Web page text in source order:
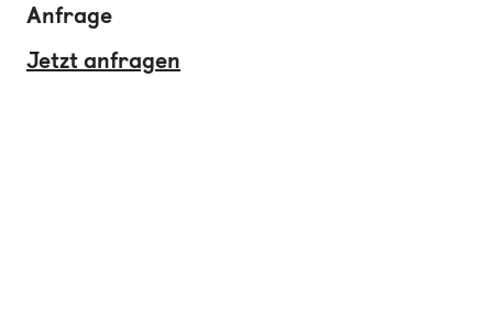
Anfrage
Jetzt anfragen